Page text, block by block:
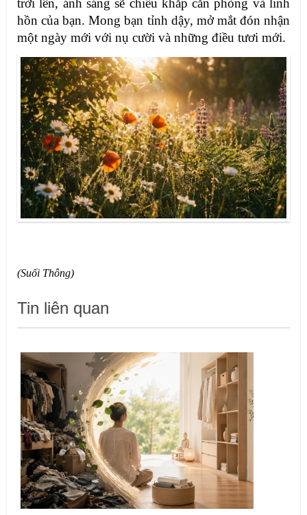
trời lên, ánh sáng sẽ chiếu khắp căn phòng và linh
hồn của bạn. Mong bạn tỉnh dậy, mở mắt đón nhận
một ngày mới với nụ cười và những điều tươi mới.
(Suối Thông)
Tin liên quan